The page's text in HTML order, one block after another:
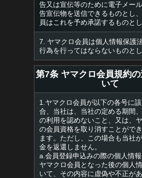
告又は宣伝等のために電子メー
告宣伝物を送信できるものとし
員はこれを予め承諾するものとし
7. ヤマクロ会員は個人情報保護
行為を行ってはならないものとし
第7条 ヤマクロ会員規約
いて
1.ヤマクロ会員が以下の各号に
合、当社は、当社の定める期間
の利用を認めないこと、又は、
の会員資格を取り消すことがで
ます。ただし、この場合も当社
金を返還しません。
a.会員登録申込みの際の個人情
ヤマクロ会員となった後の個人
いて、その内容に虚偽や不正があ